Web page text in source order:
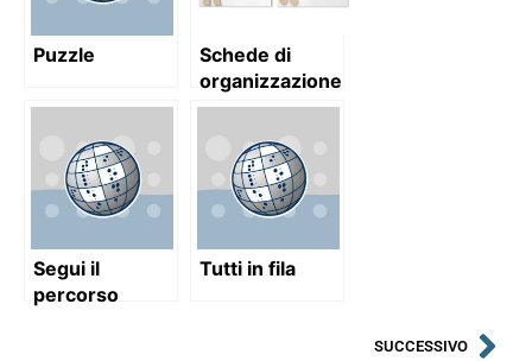
Puzzle
Schede di
organizzazione
spaziale
Segui il
percorso
Tutti in fila
SUCCESSIVO